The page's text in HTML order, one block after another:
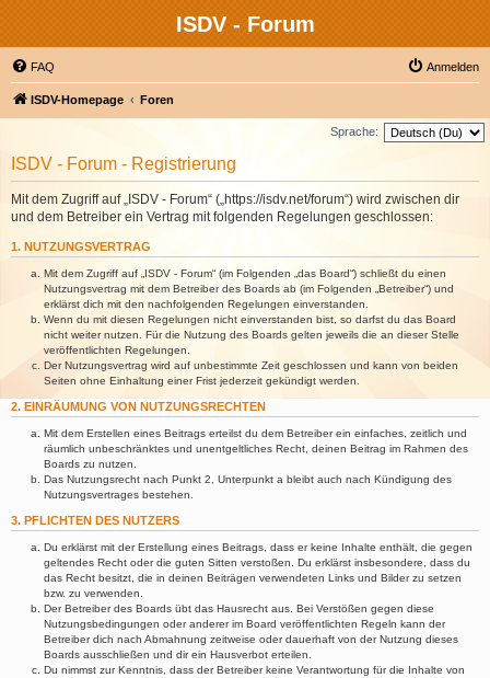
ISDV - Forum
FAQ Anmelden
ISDV-Homepage Foren
Sprache:
ISDV - Forum - Registrierung
Mit dem Zugriff auf „ISDV - Forum“ („https://isdv.net/forum“) wird zwischen dir
und dem Betreiber ein Vertrag mit folgenden Regelungen geschlossen:
1. NUTZUNGSVERTRAG
Mit dem Zugriff auf „ISDV - Forum“ (im Folgenden „das Board“) schließt du einen
Nutzungsvertrag mit dem Betreiber des Boards ab (im Folgenden „Betreiber“) und
erklärst dich mit den nachfolgenden Regelungen einverstanden.
Wenn du mit diesen Regelungen nicht einverstanden bist, so darfst du das Board
nicht weiter nutzen. Für die Nutzung des Boards gelten jeweils die an dieser Stelle
veröffentlichten Regelungen.
Der Nutzungsvertrag wird auf unbestimmte Zeit geschlossen und kann von beiden
Seiten ohne Einhaltung einer Frist jederzeit gekündigt werden.
2. EINRÄUMUNG VON NUTZUNGSRECHTEN
Mit dem Erstellen eines Beitrags erteilst du dem Betreiber ein einfaches, zeitlich und
räumlich unbeschränktes und unentgeltliches Recht, deinen Beitrag im Rahmen des
Boards zu nutzen.
Das Nutzungsrecht nach Punkt 2, Unterpunkt a bleibt auch nach Kündigung des
Nutzungsvertrages bestehen.
3. PFLICHTEN DES NUTZERS
Du erklärst mit der Erstellung eines Beitrags, dass er keine Inhalte enthält, die gegen
geltendes Recht oder die guten Sitten verstoßen. Du erklärst insbesondere, dass du
das Recht besitzt, die in deinen Beiträgen verwendeten Links und Bilder zu setzen
bzw. zu verwenden.
Der Betreiber des Boards übt das Hausrecht aus. Bei Verstößen gegen diese
Nutzungsbedingungen oder anderer im Board veröffentlichten Regeln kann der
Betreiber dich nach Abmahnung zeitweise oder dauerhaft von der Nutzung dieses
Boards ausschließen und dir ein Hausverbot erteilen.
Du nimmst zur Kenntnis, dass der Betreiber keine Verantwortung für die Inhalte von